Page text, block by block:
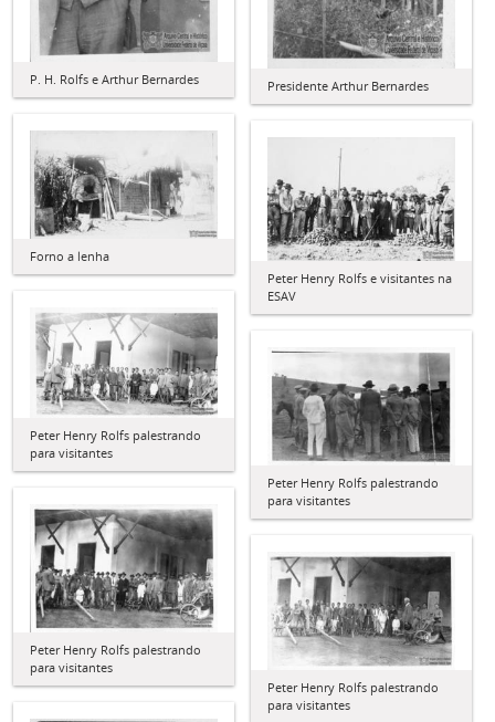
Presidente Arthur Bernardes
P. H. Rolfs e Arthur Bernardes
Forno a lenha
Peter Henry Rolfs e visitantes na
ESAV
Peter Henry Rolfs palestrando
para visitantes
Peter Henry Rolfs palestrando
para visitantes
Peter Henry Rolfs palestrando
para visitantes
Peter Henry Rolfs palestrando
para visitantes